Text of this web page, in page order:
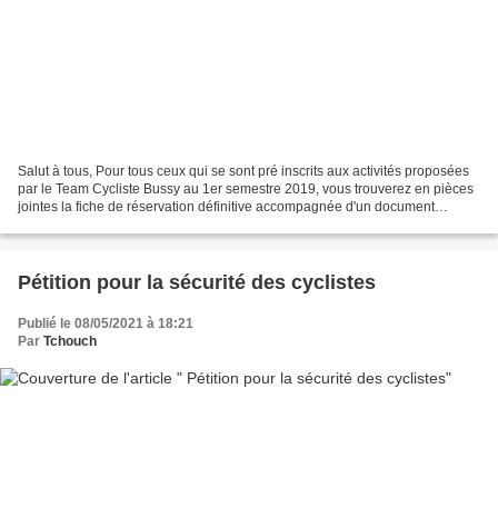
Salut à tous, Pour tous ceux qui se sont pré inscrits aux activités proposées
par le Team Cycliste Bussy au 1er semestre 2019, vous trouverez en pièces
jointes la fiche de réservation définitive accompagnée d'un document
Pétition pour la sécurité des cyclistes
Publié le 08/05/2021 à 18:21
Par Tchouch